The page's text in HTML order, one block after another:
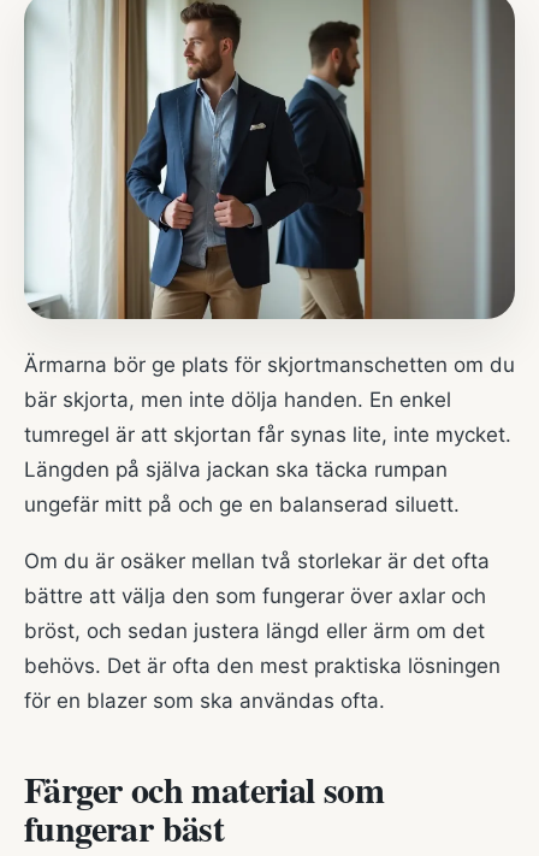
Ärmarna bör ge plats för skjortmanschetten om du
bär skjorta, men inte dölja handen. En enkel
tumregel är att skjortan får synas lite, inte mycket.
Längden på själva jackan ska täcka rumpan
ungefär mitt på och ge en balanserad siluett.
Om du är osäker mellan två storlekar är det ofta
bättre att välja den som fungerar över axlar och
bröst, och sedan justera längd eller ärm om det
behövs. Det är ofta den mest praktiska lösningen
för en blazer som ska användas ofta.
Färger och material som
fungerar bäst